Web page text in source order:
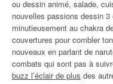
ou dessin animé, salade,
nouvelles passions dessin
minutieusement au chakra
couvertures pour combler
nouveaux en parlant de
combats qui sont pas à
buzz l’éclair de plus des